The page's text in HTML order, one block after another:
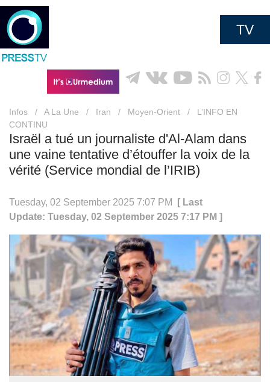
TV
Infos / A La Une / Iran / Moyen-Orient /
L’INFO EN
CONTINU
Israël a tué un journaliste d'Al-Alam dans
une vaine tentative d’étouffer la voix de la
vérité (Service mondial de l’IRIB)
Tuesday, 02 September 2025 7:07 PM
[ Last
Update: Tuesday, 02 September 2025 7:17 PM ]